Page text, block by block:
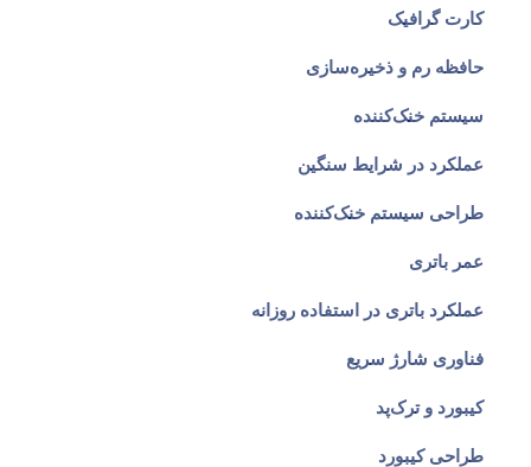
کارت گرافیک
حافظه رم و ذخیره‌سازی
سیستم خنک‌کننده
عملکرد در شرایط سنگین
طراحی سیستم خنک‌کننده
عمر باتری
عملکرد باتری در استفاده روزانه
فناوری شارژ سریع
کیبورد و ترک‌پد
طراحی کیبورد
پاسخگوی سوالات شما هستیم